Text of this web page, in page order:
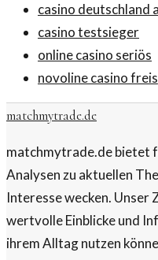
casino deutschland
casino testsieger
online casino seriös
novoline casino
matchmytrade.de
matchmytrade.de bietet
Analysen zu aktuellen
Interesse wecken. Unser
wertvolle Einblicke und
ihrem Alltag nutzen